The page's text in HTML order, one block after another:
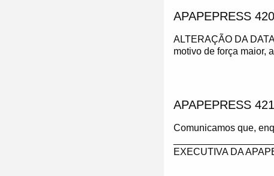
APAPEPRESS
ALTERAÇÃO DA
motivo de força maior,
APAPEPRESS 421
Comunicamos que,
EXECUTIVA DA